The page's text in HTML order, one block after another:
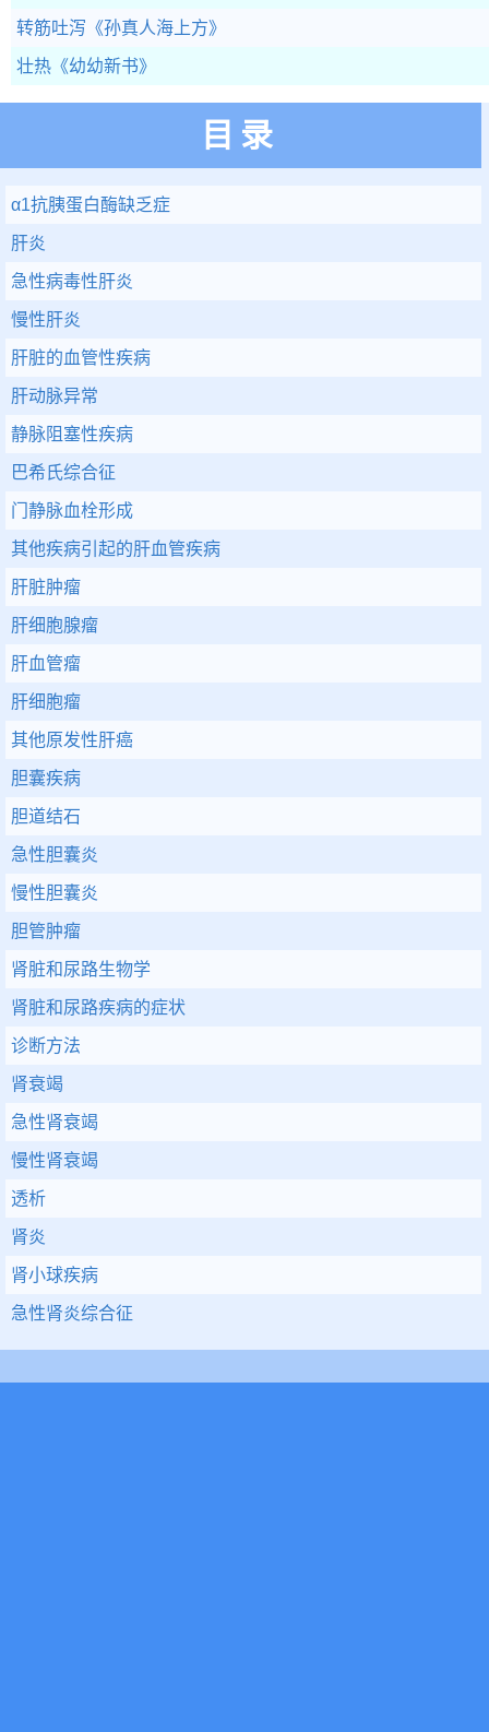
转筋吐泻 《孙真人海上方》
壮热 《幼幼新书》
目录
α1抗胰蛋白酶缺乏症
肝炎
急性病毒性肝炎
慢性肝炎
肝脏的血管性疾病
肝动脉异常
静脉阻塞性疾病
巴希氏综合征
门静脉血栓形成
其他疾病引起的肝血管疾病
肝脏肿瘤
肝细胞腺瘤
肝血管瘤
肝细胞瘤
其他原发性肝癌
胆囊疾病
胆道结石
急性胆囊炎
慢性胆囊炎
胆管肿瘤
肾脏和尿路生物学
肾脏和尿路疾病的症状
诊断方法
肾衰竭
急性肾衰竭
慢性肾衰竭
透析
肾炎
肾小球疾病
急性肾炎综合征